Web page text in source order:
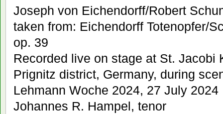
Joseph von Eichendorff/Robert
taken from: Eichendorff Totenopfer/
op. 39
Recorded live on stage at St. Jacobi
Prignitz district, Germany, during
Lehmann Woche 2024, 27 July 2024
Johannes R. Hampel, tenor